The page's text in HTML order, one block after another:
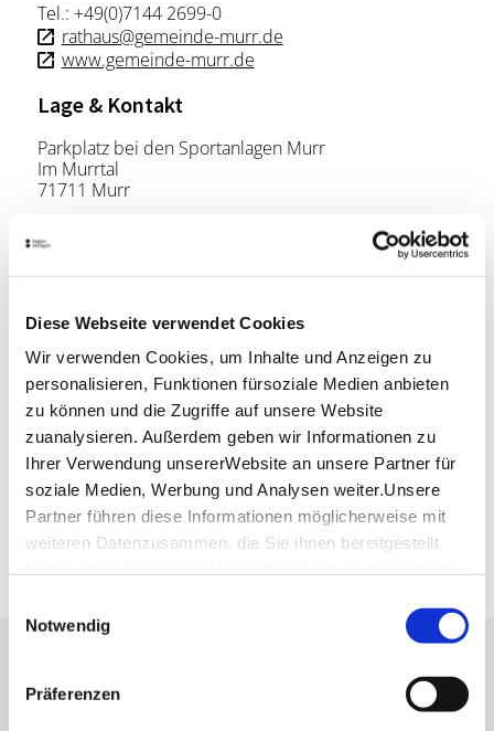
Diese Webseite verwendet Cookies
Wir verwenden Cookies, um Inhalte und Anzeigen zu
personalisieren, Funktionen fürsoziale Medien anbieten
zu können und die Zugriffe auf unsere Website
zuanalysieren. Außerdem geben wir Informationen zu
Ihrer Verwendung unsererWebsite an unsere Partner für
soziale Medien, Werbung und Analysen weiter.Unsere
Partner führen diese Informationen möglicherweise mit
weiteren Datenzusammen, die Sie ihnen bereitgestellt
Impressum
Notwendig
Präferenzen
Tel.: +49(0)7144 2699-0
rathaus@gemeinde-murr.de
www.gemeinde-murr.de
Lage & Kontakt
Parkplatz bei den Sportanlagen Murr
Im Murrtal
71711 Murr
Telefon:
Planen Sie Ihre Anreise
Verkehrs- und Tarifverbund Stuttgart GmbH
Fahrplanauskunft des VVS
Deutsche Bahn AG
Fahrplanauskunft der DB
Google Maps
Google Maps Route
Mit unserem Newsletter bleiben Sie zu Events,